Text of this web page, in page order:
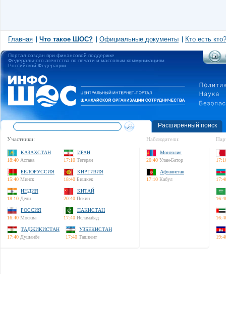
Главная Что такое ШОС? Официальные документы Кто есть кто?
Портал создан при финансовой поддержке
Федерального агентства по печати и массовым коммуникациям
Российской Федерации
Расширенный поиск
Участники:
КАЗАХСТАН
18:40 Астана
ИРАН
17:10 Тегеран
БЕЛОРУССИЯ
15:40 Минск
КИРГИЗИЯ
18:40 Бишкек
ИНДИЯ
18:10 Дели
КИТАЙ
20:40 Пекин
РОССИЯ
16:40 Москва
ПАКИСТАН
17:40 Исламабад
ТАДЖИКИСТАН
17:40 Душанбе
УЗБЕКИСТАН
17:40 Ташкент
Наблюдатели:
Монголия
20:40 Улан-Батор
Афганистан
17:10 Кабул